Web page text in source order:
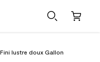
lustre doux Gallon